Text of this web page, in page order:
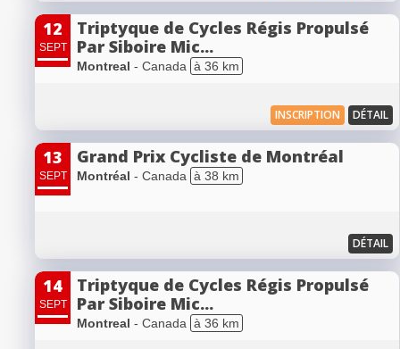
12
SEPT
Triptyque de Cycles Régis Propulsé
Par Siboire Mic...
Montreal - Canada à 36 km
INSCRIPTION DÉTAIL
13
SEPT
Grand Prix Cycliste de Montréal
Montréal - Canada à 38 km
DÉTAIL
14
SEPT
Triptyque de Cycles Régis Propulsé
Par Siboire Mic...
Montreal - Canada à 36 km